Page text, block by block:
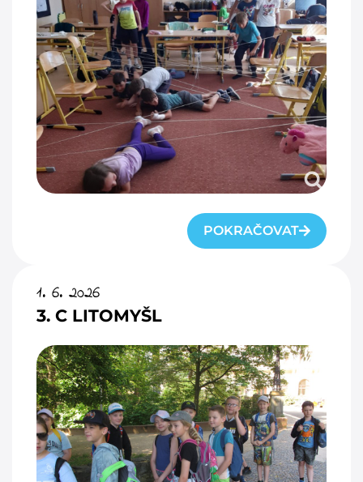
POKRAČOVAT
1. 6. 2026
3. C LITOMYŠL